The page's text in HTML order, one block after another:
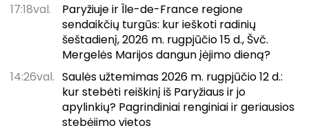
17:18val.
Paryžiuje ir Île-de-France regione
sendaikčių turgūs: kur ieškoti radinių
šeštadienį, 2026 m. rugpjūčio 15 d., Švč.
Mergelės Marijos dangun įėjimo dieną?
14:26val. Saulės užtemimas 2026 m. rugpjūčio 12 d.:
kur stebėti reiškinį iš Paryžiaus ir jo
apylinkių? Pagrindiniai renginiai ir geriausios
stebėjimo vietos